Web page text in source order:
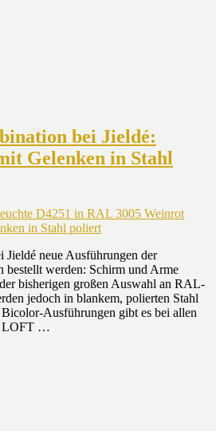
bei Jieldé:
Gelenken in Stahl
Jieldé neue Ausführungen der
bestellt werden: Schirm und Arme
bisherigen großen Auswahl an RAL-
jedoch in blankem, polierten Stahl
Ausführungen gibt es bei allen
LOFT …